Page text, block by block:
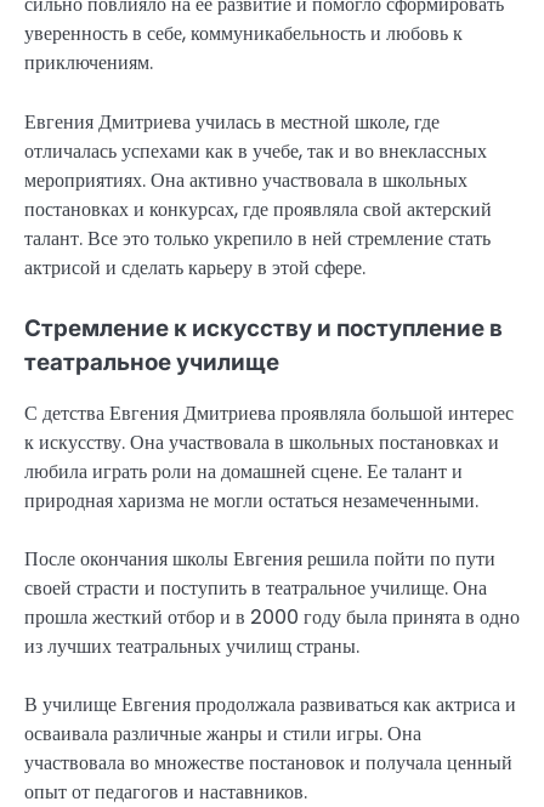
уверенность в себе, коммуникабельность и любовь к
приключениям.
Евгения Дмитриева училась в местной школе, где
отличалась успехами как в учебе, так и во внеклассных
мероприятиях. Она активно участвовала в школьных
постановках и конкурсах, где проявляла свой актерский
талант. Все это только укрепило в ней стремление стать
актрисой и сделать карьеру в этой сфере.
Стремление к искусству и поступление в
театральное училище
С детства Евгения Дмитриева проявляла большой интерес
к искусству. Она участвовала в школьных постановках и
любила играть роли на домашней сцене. Ее талант и
природная харизма не могли остаться незамеченными.
После окончания школы Евгения решила пойти по пути
своей страсти и поступить в театральное училище. Она
прошла жесткий отбор и в 2000 году была принята в одно
из лучших театральных училищ страны.
В училище Евгения продолжала развиваться как актриса и
осваивала различные жанры и стили игры. Она
участвовала во множестве постановок и получала ценный
опыт от педагогов и наставников.